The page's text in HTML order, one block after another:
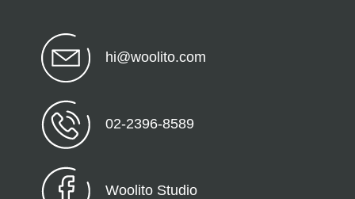
hi@woolito.com
02-2396-8589
Woolito Studio